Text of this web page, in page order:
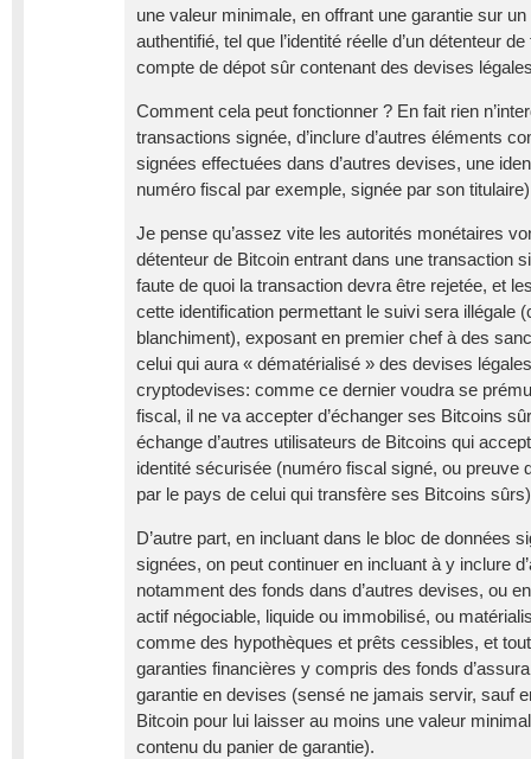
une valeur minimale, en offrant une garantie sur
authentifié, tel que l’identité réelle d’un détenteur
compte de dépot sûr contenant des devises
Comment cela peut fonctionner ? En fait rien
transactions signée, d’inclure d’autres éléments
signées effectuées dans d’autres devises, une
numéro fiscal par exemple, signée par son
Je pense qu’assez vite les autorités monétaires
détenteur de Bitcoin entrant dans une transaction
faute de quoi la transaction devra être rejetée, et
cette identification permettant le suivi sera illégale
blanchiment), exposant en premier chef à des
celui qui aura « dématérialisé » des devises
cryptodevises: comme ce dernier voudra se
fiscal, il ne va accepter d’échanger ses Bitcoins
échange d’autres utilisateurs de Bitcoins qui
identité sécurisée (numéro fiscal signé, ou preuve
par le pays de celui qui transfère ses Bitcoins
D’autre part, en incluant dans le bloc de données
signées, on peut continuer en incluant à y inclure
notamment des fonds dans d’autres devises, ou
actif négociable, liquide ou immobilisé, ou
comme des hypothèques et prêts cessibles, et
garanties financières y compris des fonds
garantie en devises (sensé ne jamais servir, sauf
Bitcoin pour lui laisser au moins une valeur
contenu du panier de garantie).